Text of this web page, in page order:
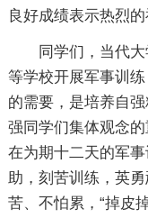
良好成绩表示热烈的
同学们，当代
等学校开展军事训
的需要，是培养自
强同学们集体观念
在为期十二天的军
助，刻苦训练，英
苦、不怕累，“掉皮